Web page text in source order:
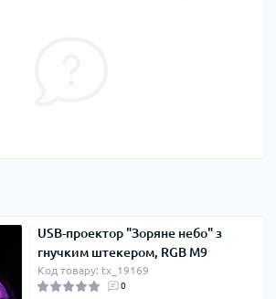
USB-проектор "Зоряне небо" з
гнучким штекером, RGB M9
Код товару: tx_19169
0